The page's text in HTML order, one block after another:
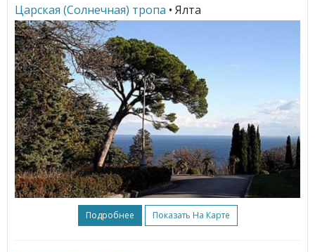
Царская (Солнечная) тропа • Ялта
Подробнее Показать На Карте